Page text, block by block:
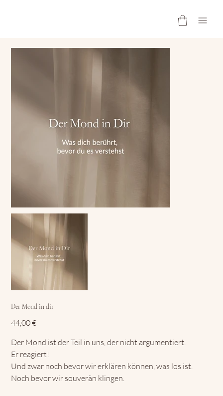
Der Mond in dir
44,00 €
Der Mond ist der Teil in uns, der nicht argumentiert.
Er reagiert!
Und zwar noch bevor wir erklären können, was los ist.
Noch bevor wir souverän klingen.